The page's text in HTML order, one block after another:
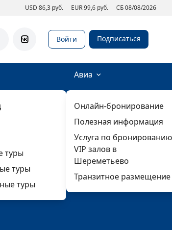
USD 86,3 руб. EUR 99,6 руб. СБ 08/08/2026
Войти Подписаться
туры
туры
туры
Авиа
Онлайн-бронирование
Полезная информация
Услуга по бронированию
VIP залов в
Шереметьево
Транзитное размещение